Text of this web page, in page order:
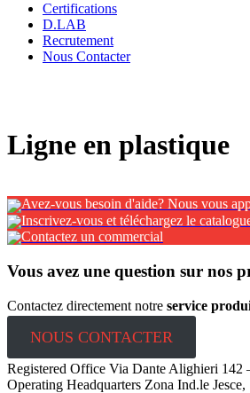
Certifications
D.LAB
Recrutement
Nous Contacter
Ligne en plastique
Avez-vous besoin d'aide? Nous vous
Inscrivez-vous et téléchargez le
Contactez un commercial
Vous avez une question sur nos
Contactez directement notre service
NOUS CONTACTER
Registered Office Via Dante Alighieri
Operating Headquarters Zona Ind.le